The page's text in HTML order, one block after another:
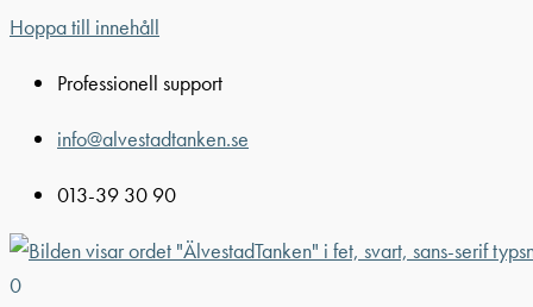
Hoppa till innehåll
Professionell support
info@alvestadtanken.se
013-39 30 90
0